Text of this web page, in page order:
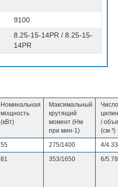
9100
8.25-15-14PR / 8.25-15-
14PR
Номинальная
мощность
(кВт)
Максимальный
крутящий
момент (Нм
при мин-1)
Число
/
(см ³)
55 275/1400
4/4.33
81 353/1650 6/